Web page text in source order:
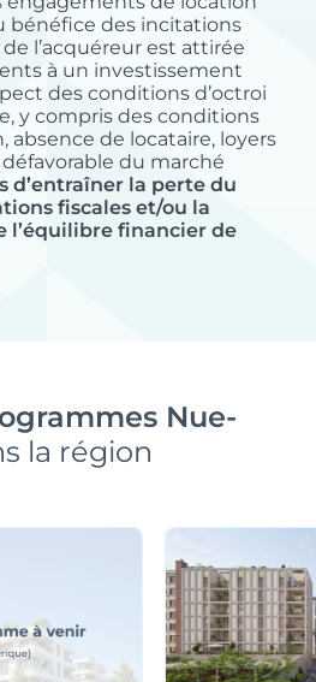
bénéfice des incitations
l’acquéreur est attirée
à un investissement
des conditions d’octroi
y compris des conditions
absence de locataire, loyers
du marché
d’entraîner la perte du
fiscales et/ou la
l’équilibre financier de
Nue-
la région